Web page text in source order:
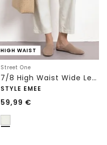
HIGH WAIST
Street One
7/8 High Waist Wide Leg Jeans im Loose Fit
STYLE EMEE
59,99 €